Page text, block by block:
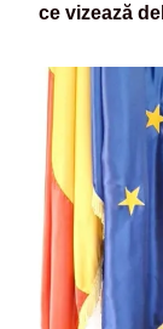
ce vizează